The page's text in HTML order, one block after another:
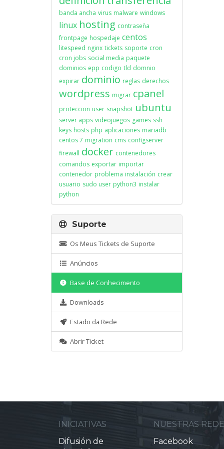
banda ancha virus malware windows
linux hosting contraseña
frontpage hospedaje centos
litespeed nginx tickets soporte cron
cron jobs social media paquete
dominios epp codigo tld domnio
expirar dominio reglas derechos
wordpress migrar cpanel
proteccion user snapshot ubuntu
server apps videojuegos games ssh
keys hosts php aplicaciones mariadb
centos 7 migration cms configserver
firewall docker contenedores
comandos exportar importar
contenedor problema instalación crear
usuario sudo user python3 instalar
python
Suporte
Os Meus Tickets de Suporte
Anúncios
Base de Conhecimento
Downloads
Estado da Rede
Abrir Ticket
INICIATIVAS
Difusión de
NUESTRAS
Facebook